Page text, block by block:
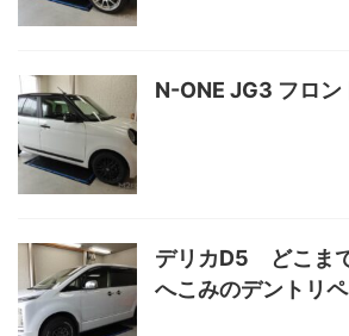
N-ONE JG3 フロン
デリカD5 どこま
へこみのデントリ